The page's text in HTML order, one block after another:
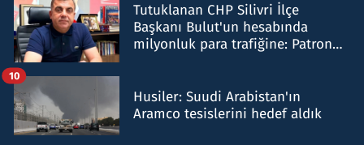
Tutuklanan CHP Silivri İlçe
Başkanı Bulut'un hesabında
milyonluk para trafiğine: Patron
Husiler: Suudi Arabistan'ın
Aramco tesislerini hedef aldık
10